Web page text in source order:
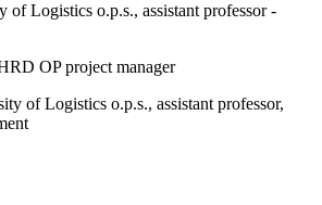
of Logistics o.p.s., assistant professor -
OP project manager
of Logistics o.p.s., assistant professor,